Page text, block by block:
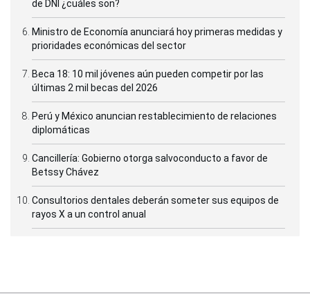
de DNI ¿cuáles son?
Ministro de Economía anunciará hoy primeras medidas y
prioridades económicas del sector
Beca 18: 10 mil jóvenes aún pueden competir por las
últimas 2 mil becas del 2026
Perú y México anuncian restablecimiento de relaciones
diplomáticas
Cancillería: Gobierno otorga salvoconducto a favor de
Betssy Chávez
Consultorios dentales deberán someter sus equipos de
rayos X a un control anual